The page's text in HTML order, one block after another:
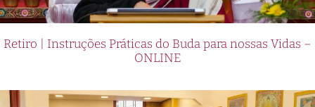
Retiro | Instruções Práticas do Buda para nossas Vidas –
ONLINE